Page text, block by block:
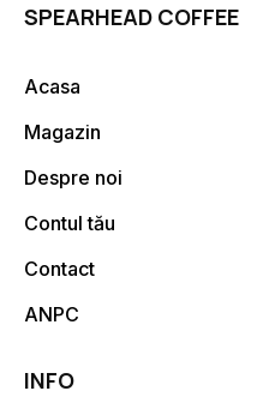
SPEARHEAD COFFEE
Acasa
Magazin
Despre noi
Contul tău
Contact
ANPC
INFO